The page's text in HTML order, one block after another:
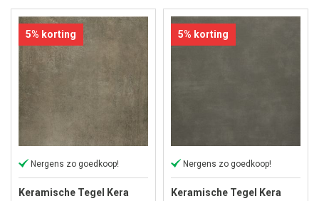
5% korting
Nergens zo goedkoop!
Keramische Tegel Kera
5% korting
Nergens zo goedkoop!
Keramische Tegel Kera